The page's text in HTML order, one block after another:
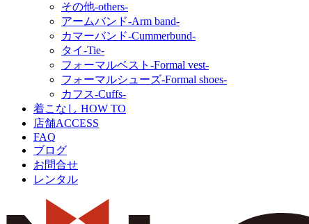
その他‐others‐
アームバンド‐Arm band‐
カマーバンド‐Cummerbund‐
タイ‐Tie‐
フォーマルベスト‐Formal vest‐
フォーマルシューズ‐Formal shoes‐
カフス‐Cuffs‐
着こなし HOW TO
店舗ACCESS
FAQ
ブログ
お問合せ
レンタル